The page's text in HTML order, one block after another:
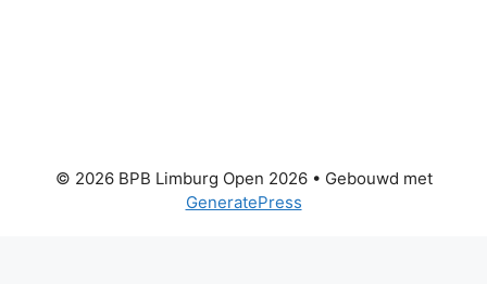
© 2026 BPB Limburg Open 2026• Gebouwd met
GeneratePress